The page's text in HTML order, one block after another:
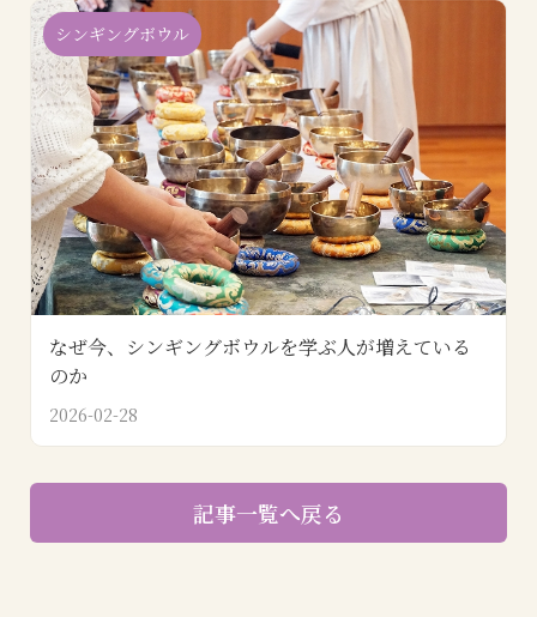
シンギングボウル
なぜ今、シンギングボウルを学ぶ人が増えている
のか
2026-02-28
記事一覧へ戻る